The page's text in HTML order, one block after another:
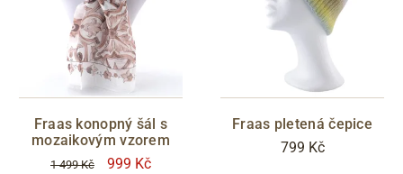
Fraas konopný šál s
mozaikovým vzorem
1 499 Kč 999 Kč
Fraas pletená čepice
799 Kč